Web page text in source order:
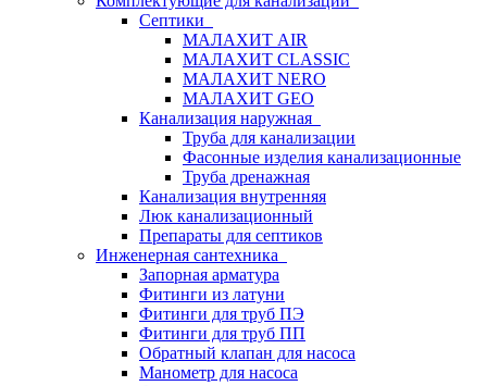
Септики
МАЛАХИТ AIR
МАЛАХИТ CLASSIC
МАЛАХИТ NERO
МАЛАХИТ GEO
Канализация наружная
Труба для канализации
Фасонные изделия канализационные
Труба дренажная
Канализация внутренняя
Люк канализационный
Препараты для септиков
Инженерная сантехника
Запорная арматура
Фитинги из латуни
Фитинги для труб ПЭ
Фитинги для труб ПП
Обратный клапан для насоса
Манометр для насоса